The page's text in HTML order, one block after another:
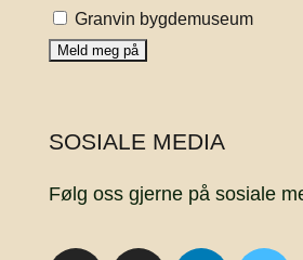
Granvin bygdemuseum
SOSIALE MEDIA
Følg oss gjerne på sosiale